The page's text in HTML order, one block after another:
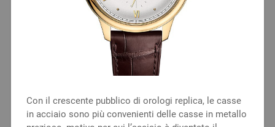
Con il crescente pubblico di orologi replica, le casse
in acciaio sono più convenienti delle casse in metallo